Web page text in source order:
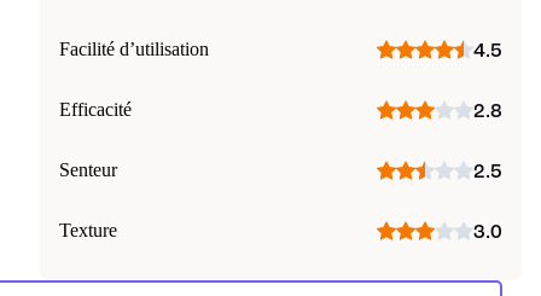
Facilité d’utilisation 4.5
Efficacité 2.8
Senteur 2.5
Texture 3.0